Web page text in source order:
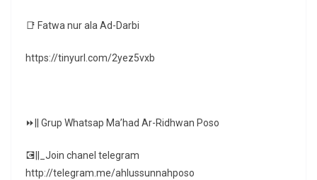
📑 Fatwa nur ala Ad-Darbi
https://tinyurl.com/2yez5vxb
⏩|| Grup Whatsap Ma’had Ar-Ridhwan Poso
💽||_Join chanel telegram
http://telegram.me/ahlussunnahposo